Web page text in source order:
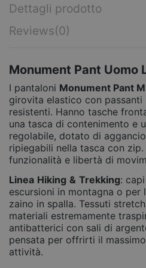
Dettagli prodotto
Reviews(0)
Monument Pant Uomo
I pantaloni Monument Pant M
girovita elastico con
resistenti. Hanno tasche
una tasca di contenimento e
regolabile, dotato di
ripiegabili nella tasca con
funzionalità e libertà di
Linea Hiking & Trekking:
escursioni in montagna o per
zaino in spalla. Tessuti
materiali estremamente
antibatterici con sali di
pensata per offrirti il
attività.